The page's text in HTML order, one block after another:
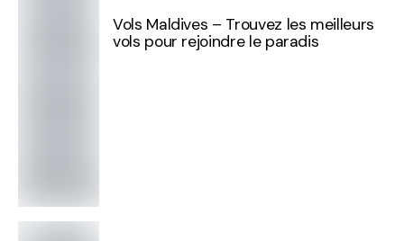
Vols Maldives – Trouvez les meilleurs
vols pour rejoindre le paradis